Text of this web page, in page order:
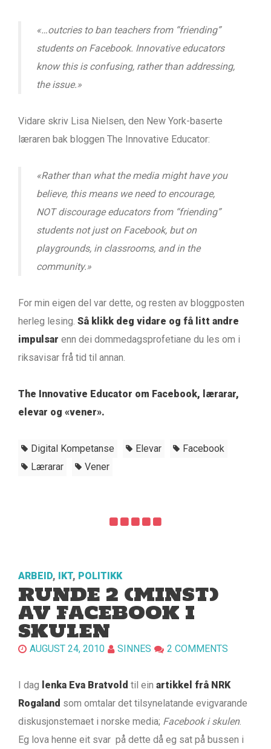
«…outcries to ban teachers from “friending”
students on Facebook. Innovative educators
know this is confusing, rather than addressing,
the issue.»
Vidare skriv Lisa Nielsen, den New York-baserte
læraren bak bloggen The Innovative Educator:
«Rather than what the media might have you
believe, this means we need to encourage,
NOT discourage educators from “friending”
students not just on Facebook, but on
playgrounds, in classrooms, and in the
community.»
For min eigen del var dette, og resten av bloggposten
herleg lesing. Så klikk deg vidare og få litt andre
impulsar enn dei dommedagsprofetiane du les om i
riksavisar frå tid til annan.
The Innovative Educator om Facebook, lærarar,
elevar og «vener».
Digital Kompetanse Elevar
Facebook
Lærarar
Vener
ARBEID, IKT, POLITIKK
RUNDE 2 (MINST)
AV FACEBOOK I
SKULEN
AUGUST 24, 2010 SINNES 2 COMMENTS
I dag lenka Eva Bratvold til ein artikkel frå NRK
Rogaland som omtalar det tilsynelatande evigvarande
diskusjonstemaet i norske media; Facebook i skulen.
Eg lova henne eit svar på dette då eg sat på bussen i